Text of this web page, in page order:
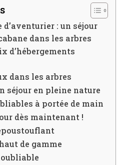
: un séjour
dans les arbres
d’hébergements
dans les arbres
séjour en pleine nature
à portée de main
dès maintenant !
de gamme